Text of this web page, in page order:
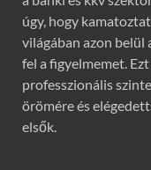
úgy, hogy
világában azon belül
fel a figyelmemet.
professzionális
örömére és
elsők.